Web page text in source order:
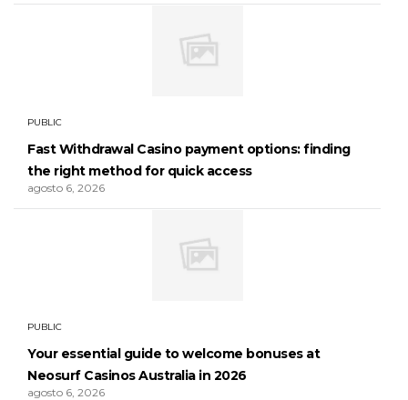
PUBLIC
Fast Withdrawal Casino payment options: finding
the right method for quick access
agosto 6, 2026
PUBLIC
Your essential guide to welcome bonuses at
Neosurf Casinos Australia in 2026
agosto 6, 2026